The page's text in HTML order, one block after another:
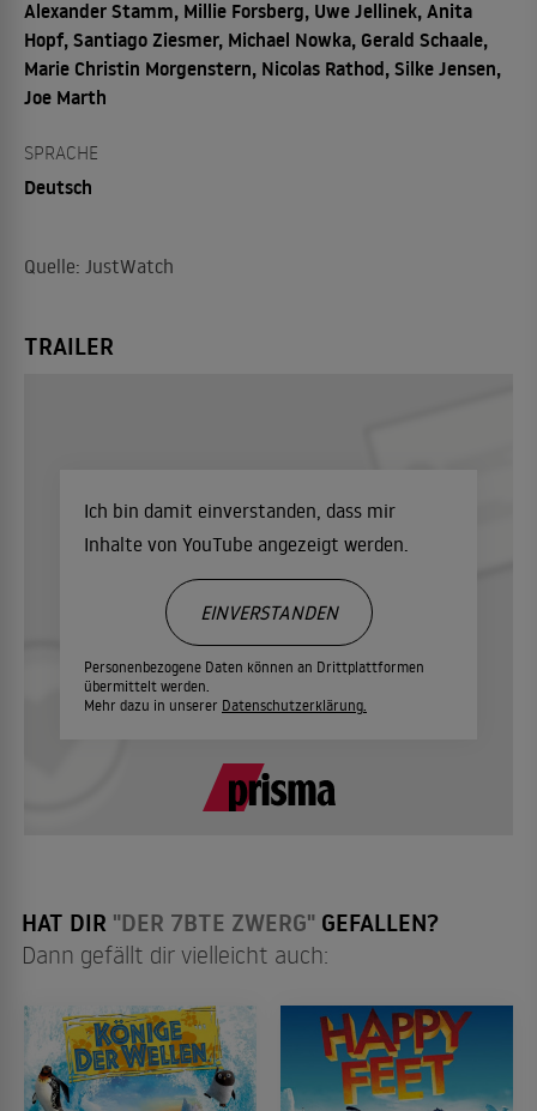
Alexander Stamm, Millie Forsberg, Uwe Jellinek, Anita
Hopf, Santiago Ziesmer, Michael Nowka, Gerald Schaale,
Marie Christin Morgenstern, Nicolas Rathod, Silke Jensen,
Joe Marth
SPRACHE
Deutsch
Quelle: JustWatch
TRAILER
Ich bin damit einverstanden, dass mir
Inhalte von YouTube angezeigt werden.
Personenbezogene Daten können an Drittplattformen
übermittelt werden.
Mehr dazu in unserer Datenschutzerklärung.
EINVERSTANDEN
HAT DIR "DER 7BTE ZWERG" GEFALLEN?
Dann gefällt dir vielleicht auch: